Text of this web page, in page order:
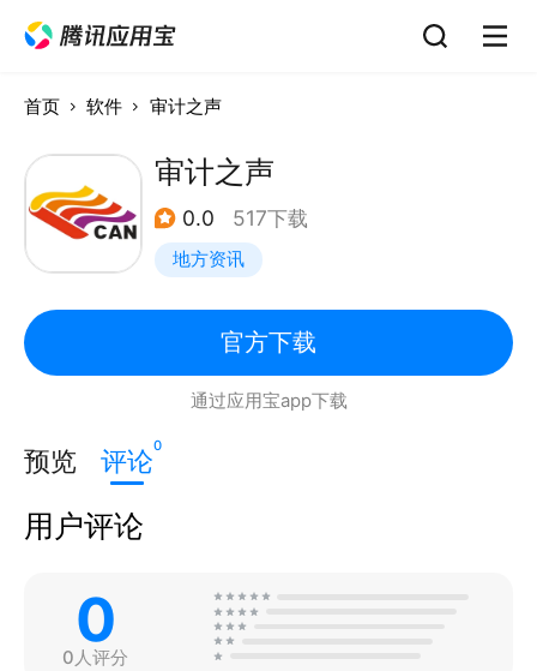
首页 软件 审计之声
审计之声
0.0 517下载
地方资讯
官方下载
通过应用宝app下载
预览 评论0
用户评论
0
0人评分